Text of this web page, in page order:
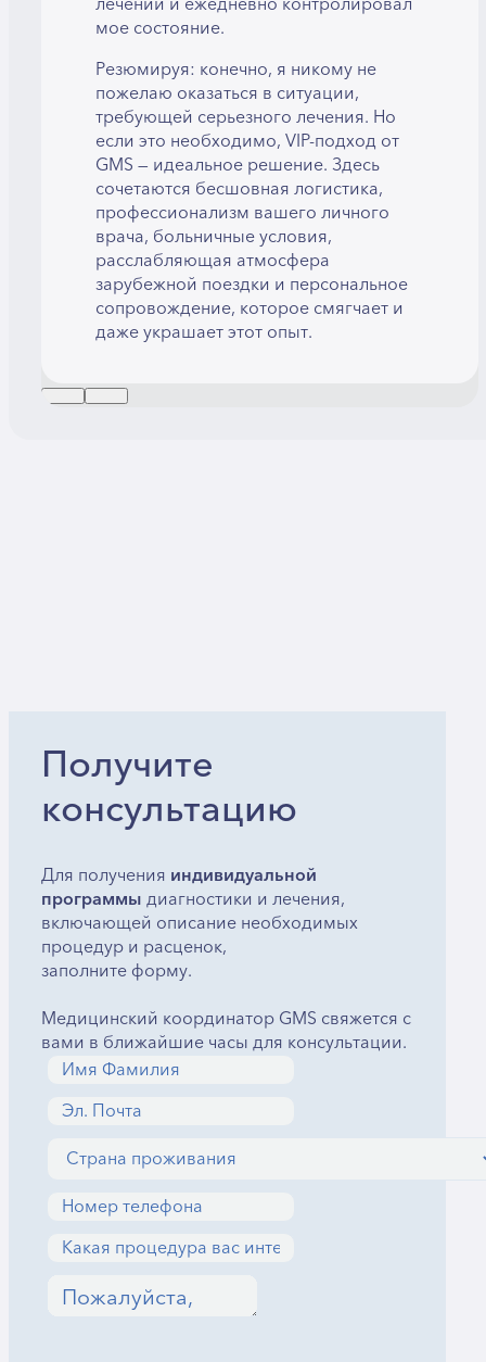
мое состояние.
Резюмируя: конечно, я никому не
пожелаю оказаться в ситуации,
требующей серьезного лечения. Но
если это необходимо, VIP-подход от
GMS — идеальное решение. Здесь
сочетаются бесшовная логистика,
профессионализм вашего личного
врача, больничные условия,
расслабляющая атмосфера
зарубежной поездки и персональное
сопровождение, которое смягчает и
даже украшает этот опыт.
Получите
консультацию
Для получения индивидуальной
программыдиагностики и лечения,
включающей описание необходимых
процедур и расценок,
заполните форму.
Медицинский координатор GMS свяжется с
вами в ближайшие часы для консультации.